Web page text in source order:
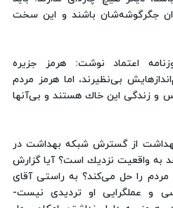
جگر‌گوشه‌شان باشند و این سخت
اعتماد نوشت: هرمز جزیره
بی‌نظیرند، اما هرمز مردم
و زندگی این خاك هستند و بی‌آنها
از گسترش شبكه بهداشت در
به واقعیت نزدیك است؟ آیا گزارش
مردم را حل می‌كند؟ به راستی آقای
و عملگرایی او تردیدی نیست-